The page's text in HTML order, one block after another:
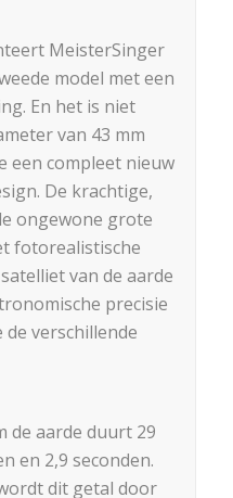
MeisterSinger
model met een
En het is niet
van 43 mm
een compleet nieuw
De krachtige,
ongewone grote
fotorealistische
van de aarde
precisie
verschillende
de aarde duurt 29
en 2,9 seconden.
dit getal door